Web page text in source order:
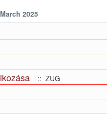
2025
:: ZUG